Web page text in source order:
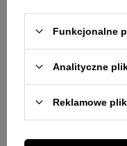
amortyzowana
gumowa podeszwa
uniwersalna czarna
Sneakersy Encino to
komfort, funkcjonalność i
Funkcjonalne
Analityczne
Reklamowe